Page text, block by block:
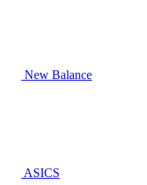
New Balance
ASICS